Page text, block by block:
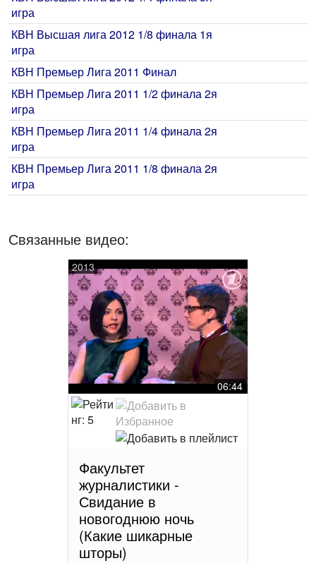
игра
КВН Высшая лига 2012 1/8 финала 1я
игра
КВН Премьер Лига 2011 Финал
КВН Премьер Лига 2011 1/2 финала 2я
игра
КВН Премьер Лига 2011 1/4 финала 2я
игра
КВН Премьер Лига 2011 1/8 финала 2я
игра
Связанные видео:
2013
06:44
Факультет
журналистики -
Свидание в
новогоднюю ночь
(Какие шикарные
шторы)